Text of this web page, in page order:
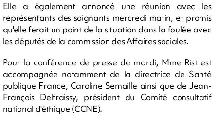
Elle a également annoncé une réunion avec les
représentants des soignants mercredi matin, et promis
qu'elle ferait un point de la situation dans la foulée avec
les députés de la commission des Affaires sociales.
Pour la conférence de presse de mardi, Mme Rist est
accompagnée notamment de la directrice de Santé
publique France, Caroline Semaille ainsi que de Jean-
François Delfraissy, président du Comité consultatif
national d'éthique (CCNE).